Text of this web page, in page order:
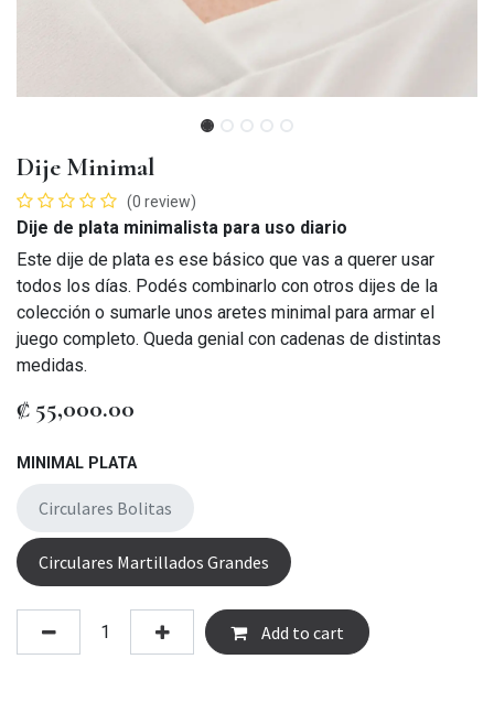
Dije Minimal
(0 review)
Dije de plata minimalista para uso diario
Este dije de plata es ese básico que vas a querer usar
todos los días. Podés combinarlo con otros dijes de la
colección o sumarle unos aretes minimal para armar el
juego completo. Queda genial con cadenas de distintas
medidas.
₡ 55,000.00
MINIMAL PLATA
Circulares Bolitas
Circulares Martillados Grandes
Add to cart